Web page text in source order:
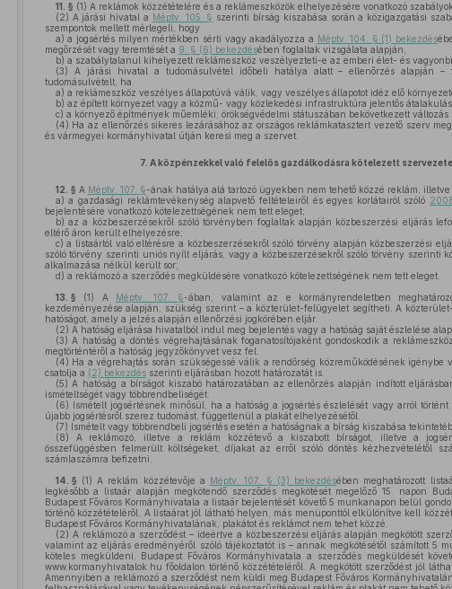
11. § (1) A reklámok közzétételére és a reklámeszközök elhelyezésére vonatkozó
(2) A járási hivatal a Méptv. 105. § szerinti bírság kiszabása során a közigazgatási
szempontok mellett mérlegeli, hogy
a) a jogsértés milyen mértékben sérti vagy akadályozza a Méptv. 104. § (1) bekezdés
megőrzését vagy teremtését a 9. § (6) bekezdésében foglaltak vizsgálata alapján,
b) a szabálytalanul kihelyezett reklámeszköz veszélyezteti-e az emberi élet- és
(3) A járási hivatal a tudomásulvétel időbeli hatálya alatt – ellenőrzés alapján –
tudomásulvételt, ha
a) a reklámeszköz veszélyes állapotúvá válik, vagy veszélyes állapotot idéz elő
b) az épített környezet vagy a közmű- vagy közlekedési infrastruktúra jelentős
c) a környező építmények műemléki, örökségvédelmi státuszában bekövetkezett változás
(4) Ha az ellenőrzés sikeres lezárásához az országos reklámkatasztert vezető szerv
és vármegyei kormányhivatal útján keresi meg a szervet.
7. A közpénzekkel való felelős gazdálkodásra kötelezett
12. § A Méptv. 107. §-ának hatálya alá tartozó ügyekben nem tehető közzé reklám, illetve
a) a gazdasági reklámtevékenység alapvető feltételeiről és egyes korlátairól szóló
bejelentésére vonatkozó kötelezettségének nem tett eleget;
b) az a közbeszerzésekről szóló törvényben foglaltak alapján közbeszerzési eljárás
eltérő áron került elhelyezésre;
c) a listaártól való eltérésre a közbeszerzésekről szóló törvény alapján közbeszerzési
szóló törvény szerinti uniós nyílt eljárás, vagy a közbeszerzésekről szóló törvény szerinti
alkalmazása nélkül került sor;
d) a reklámozó a szerződés megküldésére vonatkozó kötelezettségének nem tett eleget.
13. § (1) A Méptv. 107. §-ában, valamint az e kormányrendeletben
kezdeményezése alapján, szükség szerint – a közterület-felügyelet segítheti. A
hatóságot, amely a jelzés alapján ellenőrzési jogkörében eljár.
(2) A hatóság eljárása hivatalból indul meg bejelentés vagy a hatóság saját észlelése
(3) A hatóság a döntés végrehajtásának foganatosítójaként gondoskodik a
megtörténtéről a hatóság jegyzőkönyvet vesz fel.
(4) Ha a végrehajtás során szükségessé válik a rendőrség közreműködésének igénybe
csatolja a (2) bekezdésszerinti eljárásban hozott határozatát is.
(5) A hatóság a bírságot kiszabó határozatában az ellenőrzés alapján indított
ismételtségét vagy többrendbeliségét.
(6) Ismételt jogsértésnek minősül, ha a hatóság a jogsértés észlelését vagy arról
újabb jogsértésről szerez tudomást, függetlenül a plakát elhelyezésétől.
(7) Ismételt vagy többrendbeli jogsértés esetén a hatóságnak a bírság kiszabása
(8) A reklámozó, illetve a reklám közzétevő a kiszabott bírságot, illetve a
összefüggésben felmerült költségeket, díjakat az erről szóló döntés kézhezvételétől
számlaszámra befizetni.
14. § (1) A reklám közzétevője a Méptv. 107. § (3) bekezdésében meghatározott
legkésőbb a listaár alapján megkötendő szerződés megkötését megelőző 15. napon
Budapest Főváros Kormányhivatala a listaár bejelentését követő 5 munkanapon belül
történő közzétételéről. A listaárat jól látható helyen, más menüponttól elkülönítve kell
Budapest Főváros Kormányhivatalának, plakátot és reklámot nem tehet közzé.
(2) A reklámozó a szerződést – ideértve a közbeszerzési eljárás alapján megkötött
valamint az eljárás eredményéről szóló tájékoztatót is – annak megkötésétől számított 5
köteles megküldeni. Budapest Főváros Kormányhivatala a szerződés megküldését
www.kormanyhivatalok.hu főoldalon történő közzétételéről. A megkötött szerződést jól
Amennyiben a reklámozó a szerződést nem küldi meg Budapest Főváros